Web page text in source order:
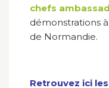
chefs
démonstrations
de Normandie.
Retrouvez ici